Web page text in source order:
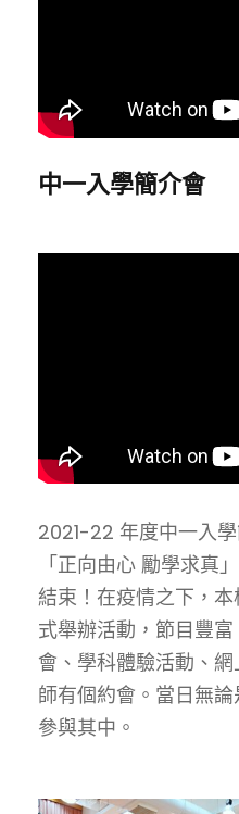
中一入學簡介會
2021-22 年度中一入
「正向由心 勵學求真
結束！在疫情之下，
式舉辦活動，節目豐
會、學科體驗活動、
師有個約會。當日無
參與其中。